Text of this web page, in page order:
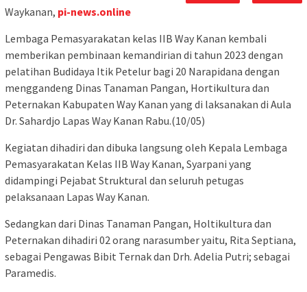
Waykanan, pi-news.online
Lembaga Pemasyarakatan kelas IIB Way Kanan kembali
memberikan pembinaan kemandirian di tahun 2023 dengan
pelatihan Budidaya Itik Petelur bagi 20 Narapidana dengan
menggandeng Dinas Tanaman Pangan, Hortikultura dan
Peternakan Kabupaten Way Kanan yang di laksanakan di Aula
Dr. Sahardjo Lapas Way Kanan Rabu.(10/05)
Kegiatan dihadiri dan dibuka langsung oleh Kepala Lembaga
Pemasyarakatan Kelas IIB Way Kanan, Syarpani yang
didampingi Pejabat Struktural dan seluruh petugas
pelaksanaan Lapas Way Kanan.
Sedangkan dari Dinas Tanaman Pangan, Holtikultura dan
Peternakan dihadiri 02 orang narasumber yaitu, Rita Septiana,
sebagai Pengawas Bibit Ternak dan Drh. Adelia Putri; sebagai
Paramedis.